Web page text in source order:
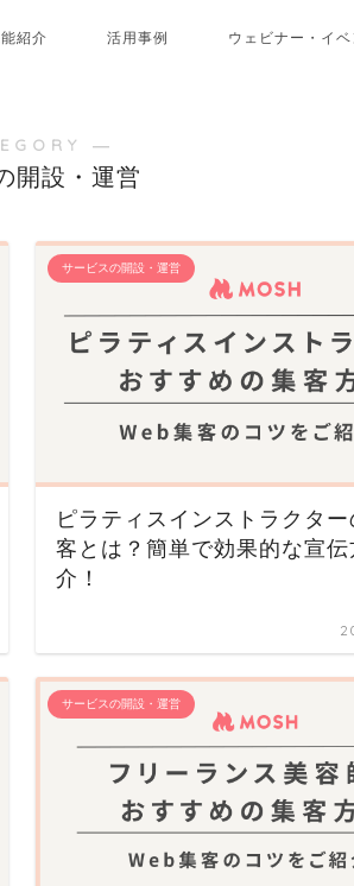
紹介 活用事例 ウェビナー・イベ
―
開設・運営
サービスの開設・運営
ピラティスインストラクタ
客とは？簡単で効果的な宣伝
介！
サービスの開設・運営